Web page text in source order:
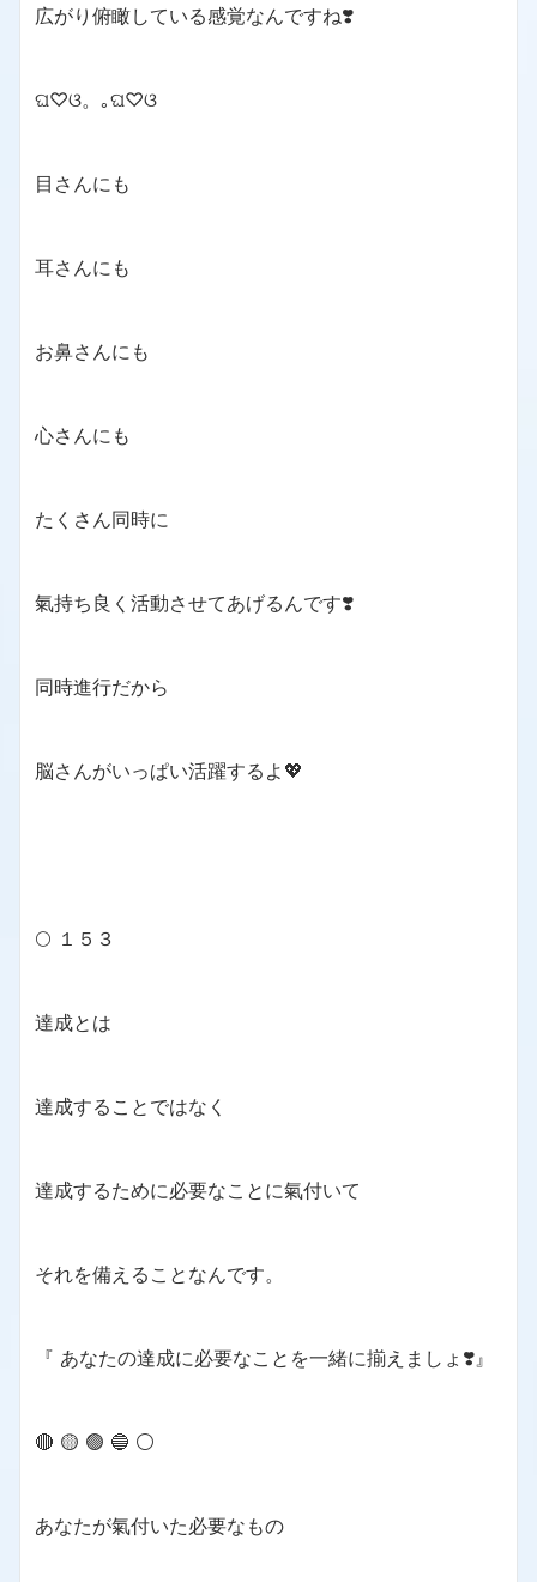
広がり俯瞰している感覚なんですね❣️
ଘ♡ଓ。｡ଘ♡ଓ
目さんにも
耳さんにも
お鼻さんにも
心さんにも
たくさん同時に
氣持ち良く活動させてあげるんです❣️
同時進行だから
脳さんがいっぱい活躍するよ💖
🌕 １５３
達成とは
達成することではなく
達成するために必要なことに氣付いて
それを備えることなんです。
『 あなたの達成に必要なことを一緒に揃えましょ❣️』
🔴 🟡 🟢 🔵 ⚪️
あなたが氣付いた必要なもの